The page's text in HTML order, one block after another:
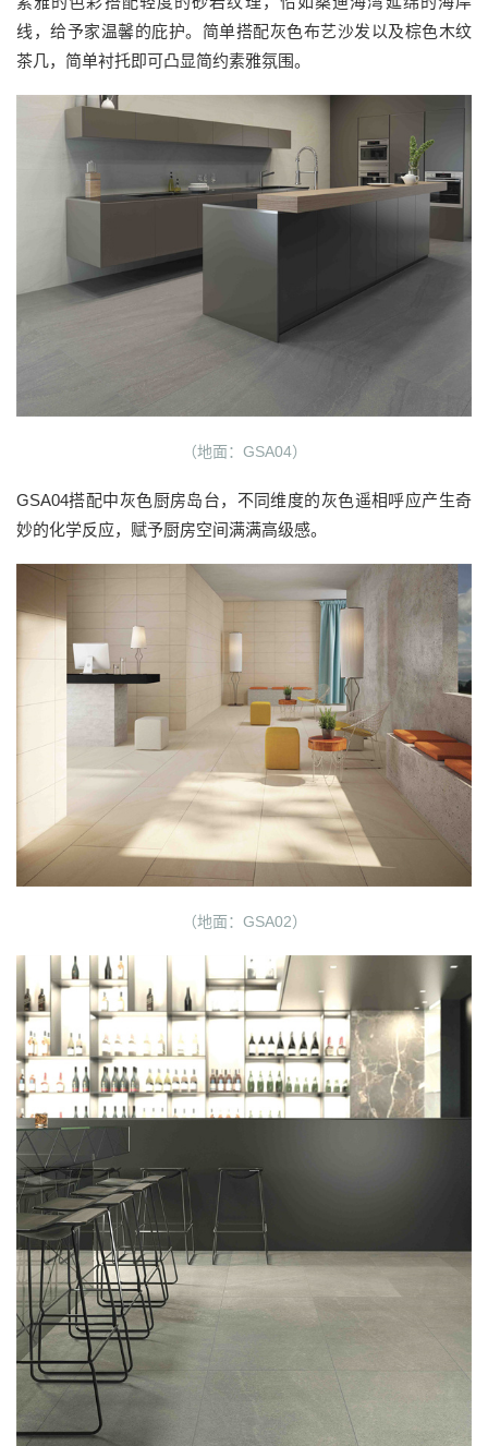
线，给予家温馨的庇护。简单搭配灰色布艺沙发以及棕色木纹
茶几，简单衬托即可凸显简约素雅氛围。
（地面：GSA04）
GSA04搭配中灰色厨房岛台，不同维度的灰色遥相呼应产生奇
妙的化学反应，赋予厨房空间满满高级感。
（地面：GSA02）